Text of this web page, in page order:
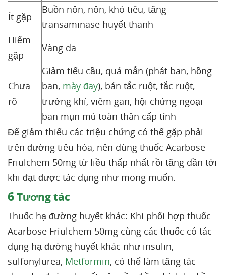
Ít gặp
Buồn nôn, nôn, khó tiêu, tăng
transaminase huyết thanh
Hiếm
gặp
Vàng da
Chưa
rõ
Giảm tiểu cầu, quá mẫn (phát ban, hồng
ban, mày đay), bán tắc ruột, tắc ruột,
trướng khí, viêm gan, hội chứng ngoại
ban mụn mủ toàn thân cấp tính
Để giảm thiểu các triệu chứng có thể gặp phải
trên đường tiêu hóa, nên dùng thuốc Acarbose
Friulchem 50mg từ liều thấp nhất rồi tăng dần tới
khi đạt được tác dụng như mong muốn.
6Tương tác
Thuốc hạ đường huyết khác: Khi phối hợp thuốc
Acarbose Friulchem 50mg cùng các thuốc có tác
dụng hạ đường huyết khác như insulin,
sulfonylurea, Metformin, có thể làm tăng tác